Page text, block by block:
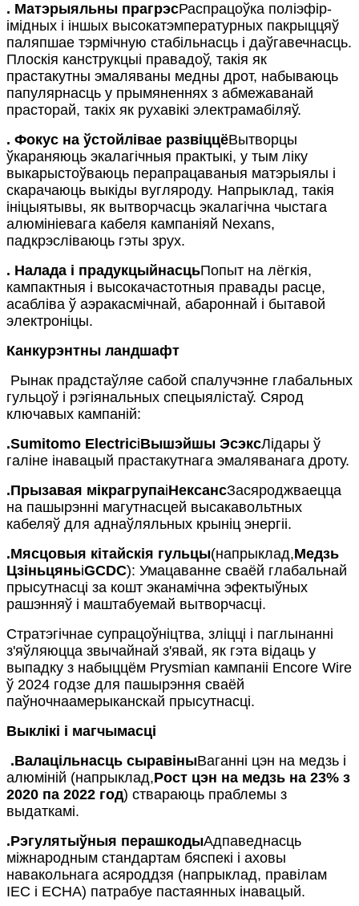
. Матэрыяльны прагрэсРаспрацоўка поліэфір-
імідных і іншых высокатэмпературных пакрыццяў
паляпшае тэрмічную стабільнасць і даўгавечнасць.
Плоскія канструкцыі правадоў, такія як
прастакутны эмаляваны медны дрот, набываюць
папулярнасць у прымяненнях з абмежаванай
прасторай, такіх як рухавікі электрамабіляў.
. Фокус на ўстойлівае развіццёВытворцы
ўкараняюць экалагічныя практыкі, у тым ліку
выкарыстоўваюць перапрацаваныя матэрыялы і
скарачаюць выкіды вугляроду. Напрыклад, такія
ініцыятывы, як вытворчасць экалагічна чыстага
алюмініевага кабеля кампаніяй Nexans,
падкрэсліваюць гэты зрух.
. Налада і прадукцыйнасцьПопыт на лёгкія,
кампактныя і высокачастотныя правады расце,
асабліва ў аэракасмічнай, абароннай і бытавой
электроніцы.
Канкурэнтны ландшафт
Рынак прадстаўляе сабой спалучэнне глабальных
гульцоў і рэгіянальных спецыялістаў. Сярод
ключавых кампаній:
.Sumitomo ElectricіВышэйшы ЭсэксЛідары ​​ў
галіне інавацый прастакутнага эмаляванага дроту.
.Прызавая мікрагрупаіНексансЗасяроджваецца
на пашырэнні магутнасцей высакавольтных
кабеляў для аднаўляльных крыніц энергіі.
.Мясцовыя кітайскія гульцы(напрыклад,Медзь
ЦзіньцяньіGCDC): Умацаванне сваёй глабальнай
прысутнасці за кошт эканамічна эфектыўных
рашэнняў і маштабуемай вытворчасці.
Стратэгічнае супрацоўніцтва, зліцці і паглынанні
з'яўляюцца звычайнай з'явай, як гэта відаць у
выпадку з набыццём Prysmian кампаніі Encore Wire
ў 2024 годзе для пашырэння сваёй
паўночнаамерыканскай прысутнасці.
Выклікі і магчымасці
.Валацільнасць сыравіныВаганні цэн на медзь і
алюміній (напрыклад,Рост цэн на медзь на 23% з
2020 па 2022 год) ствараюць праблемы з
выдаткамі.
.Рэгулятыўныя перашкодыАдпаведнасць
міжнародным стандартам бяспекі і аховы
навакольнага асяроддзя (напрыклад, правілам
IEC і ECHA) патрабуе пастаянных інавацый.